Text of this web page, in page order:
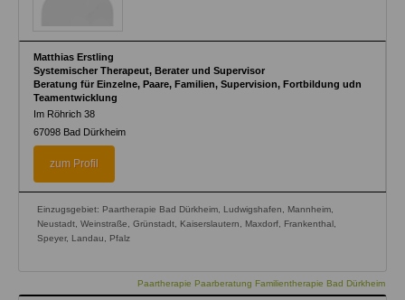
Matthias Erstling
Systemischer Therapeut, Berater und Supervisor
Beratung für Einzelne, Paare, Familien, Supervision, Fortbildung udn
Teamentwicklung
Im Röhrich 38
67098 Bad Dürkheim
zum Profil
Einzugsgebiet: Paartherapie Bad Dürkheim, Ludwigshafen, Mannheim,
Neustadt, Weinstraße, Grünstadt, Kaiserslautern, Maxdorf, Frankenthal,
Speyer, Landau, Pfalz
Paartherapie Paarberatung Familientherapie Bad Dürkheim